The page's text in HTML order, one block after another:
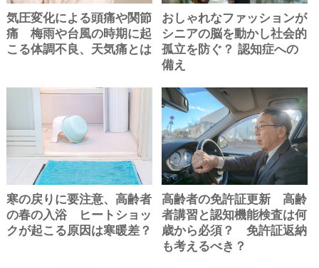
気圧変化による頭痛や関節
痛 梅雨や台風の時期に起
こる体調不良、天気痛とは
おしゃれなファッションが
シニアの脳を動かし社会的
孤立を防ぐ？ 認知症への
備え
寒の戻りに要注意、高齢者
の春の入浴 ヒートショッ
クが起こる原因は寒暖差？
高齢者の免許証更新 高齢
者講習と認知機能検査は何
歳から必須？ 免許証返納
も考えるべき？